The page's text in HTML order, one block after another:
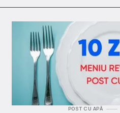
POST CU APĂ